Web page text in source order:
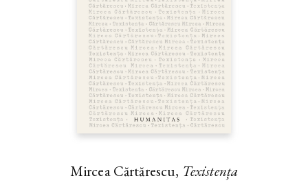
Mircea Cărtărescu, Texistența